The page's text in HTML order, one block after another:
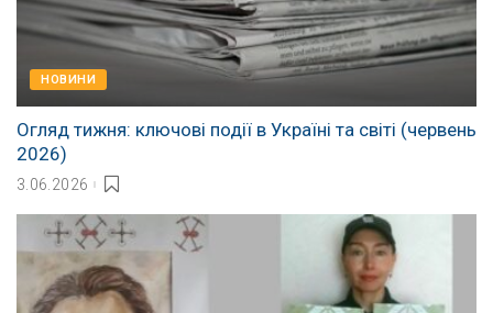
НОВИНИ
Огляд тижня: ключові події в Україні та світі (червень
2026)
3.06.2026